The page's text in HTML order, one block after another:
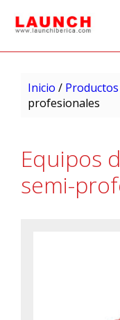
Inicio / Productos
profesionales
Equipos
semi-